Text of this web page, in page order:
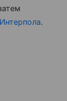
Интерпола.